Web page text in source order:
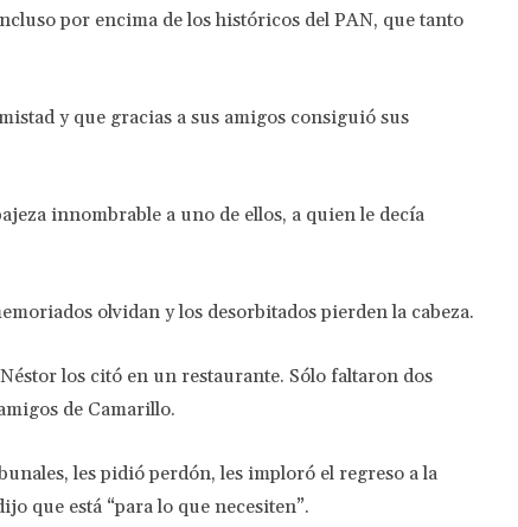
por encima de los históricos del PAN, que tanto
y que gracias a sus amigos consiguió sus
innombrable a uno de ellos, a quien le decía
olvidan y los desorbitados pierden la cabeza.
los citó en un restaurante. Sólo faltaron dos
de Camarillo.
les pidió perdón, les imploró el regreso a la
que está “para lo que necesiten”.